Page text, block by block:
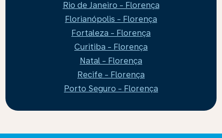
Rio de Janeiro - Florença
Florianópolis - Florença
Fortaleza - Florença
Curitiba - Florença
Natal - Florença
Recife - Florença
Porto Seguro - Florença